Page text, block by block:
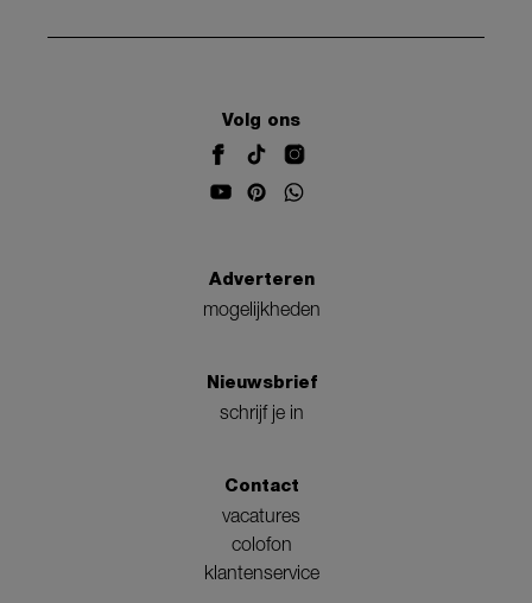
Volg ons
Adverteren
mogelijkheden
Nieuwsbrief
schrijf je in
Contact
vacatures
colofon
klantenservice